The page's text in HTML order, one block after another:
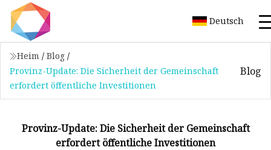
Deutsch
Heim / Blog /
Provinz-Update: Die Sicherheit der Gemeinschaft
erfordert öffentliche Investitionen
Blog
Provinz-Update: Die Sicherheit der Gemeinschaft
erfordert öffentliche Investitionen